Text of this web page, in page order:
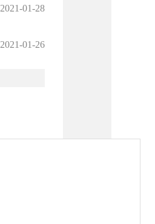
2021-01-28
2021-01-26